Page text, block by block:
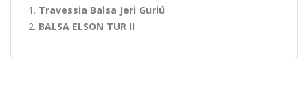
Travessia Balsa Jeri Guriú
BALSA ELSON TUR II